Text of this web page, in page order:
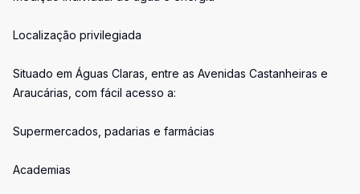
Localização privilegiada
Situado em Águas Claras, entre as Avenidas Castanheiras e
Araucárias, com fácil acesso a:
Supermercados, padarias e farmácias
Academias